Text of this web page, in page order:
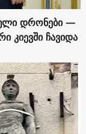
დრონები —
კიევში ჩავიდა